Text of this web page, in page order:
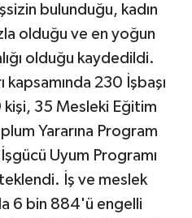
bulunduğu, kadın
olduğu ve en yoğun
olduğu kaydedildi.
230 İşbaşı
kişi, 35 Mesleki Eğitim
Yararına Program
Uyum Programı
İş ve meslek
6 bin 884'ü engelli